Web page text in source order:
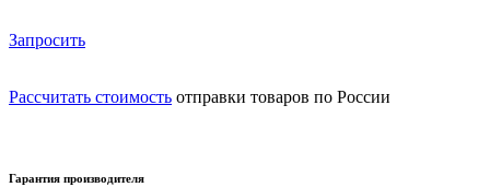
Запросить
Рассчитать стоимость отправки товаров по России
Гарантия производителя